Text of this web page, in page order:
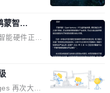
权重显著变
规模转向深
...
在过度宣传
筛选出那些
部分都是过
是所有论文
最有问题。
位 ICLR 2
？他是 xAI
设施团队
，列出了他
目。 第一
FA2 是他
，刚好能
蒙智能
能硬件正从
化发展。作
，为不同类
关键支撑，
再次大规